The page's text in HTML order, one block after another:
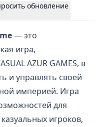
обновление
— это
игра,
AZUR GAMES, в
и управлять своей
империей. Игра
для
игроков,